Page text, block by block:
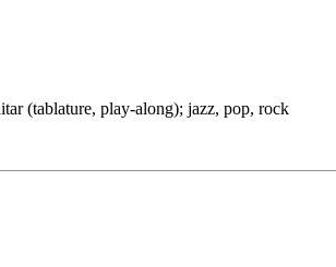
(tablature, play-along); jazz, pop, rock